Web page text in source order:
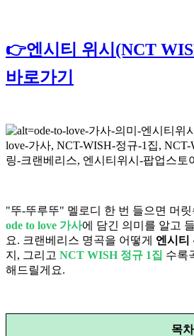
👉엔시티 위시(NCT
바로가기
"뚜-뚜루뚜" 멜로디 한 번 들으면 머
ode to love 가사에 담긴 의미를 알고
요. 크랜베리스 명곡을 어떻게 엔시티
지, 그리고 NCT WISH 정규 1집 수록
해드릴게요.
목차